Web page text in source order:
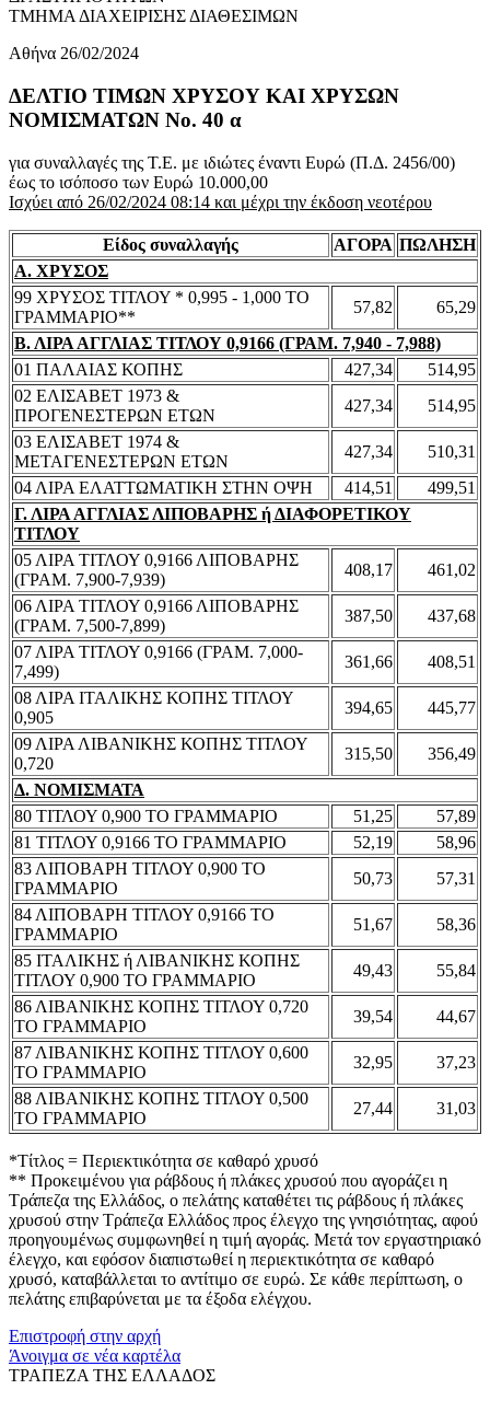
ΤΜΗΜΑ ΔΙΑΧΕΙΡΙΣΗΣ ΔΙΑΘΕΣΙΜΩΝ
Αθήνα 26/02/2024
ΔΕΛΤΙΟ ΤΙΜΩΝ ΧΡΥΣΟΥ ΚΑΙ ΧΡΥΣΩΝ
ΝΟΜΙΣΜΑΤΩΝ No. 40 α
για συναλλαγές της Τ.Ε. με ιδιώτες έναντι Ευρώ (Π.Δ. 2456/00)
έως το ισόποσο των Ευρώ 10.000,00
Ισχύει από 26/02/2024 08:14 και μέχρι την έκδοση νεοτέρου
Είδος συναλλαγής ΑΓΟΡΑ ΠΩΛΗΣΗ
Α. ΧΡΥΣΟΣ
99 ΧΡΥΣΟΣ ΤΙΤΛΟΥ * 0,995 - 1,000 ΤΟ
ΓΡΑΜΜΑΡΙΟ**
57,82
65,29
Β. ΛΙΡΑ ΑΓΓΛΙΑΣ ΤΙΤΛΟΥ 0,9166 (ΓΡΑΜ. 7,940 - 7,988)
01 ΠΑΛΑΙΑΣ ΚΟΠΗΣ
427,34
514,95
02 ΕΛΙΣΑΒΕΤ 1973 &
ΠΡΟΓΕΝΕΣΤΕΡΩΝ ΕΤΩΝ
427,34
514,95
03 ΕΛΙΣΑΒΕΤ 1974 &
ΜΕΤΑΓΕΝΕΣΤΕΡΩΝ ΕΤΩΝ
427,34
510,31
04 ΛΙΡΑ ΕΛΑΤΤΩΜΑΤΙΚΗ ΣΤΗΝ ΟΨΗ
414,51
499,51
Γ. ΛΙΡΑ ΑΓΓΛΙΑΣ ΛΙΠΟΒΑΡΗΣ ή ΔΙΑΦΟΡΕΤΙΚΟΥ
ΤΙΤΛΟΥ
05 ΛΙΡΑ ΤΙΤΛΟΥ 0,9166 ΛΙΠΟΒΑΡΗΣ
(ΓΡΑΜ. 7,900-7,939)
408,17
461,02
06 ΛΙΡΑ ΤΙΤΛΟΥ 0,9166 ΛΙΠΟΒΑΡΗΣ
(ΓΡΑΜ. 7,500-7,899)
387,50
437,68
07 ΛΙΡΑ ΤΙΤΛΟΥ 0,9166 (ΓΡΑΜ. 7,000-
7,499)
361,66
408,51
08 ΛΙΡΑ ΙΤΑΛΙΚΗΣ ΚΟΠΗΣ ΤΙΤΛΟΥ
0,905
394,65
445,77
09 ΛΙΡΑ ΛΙΒΑΝΙΚΗΣ ΚΟΠΗΣ ΤΙΤΛΟΥ
0,720
315,50
356,49
Δ. ΝΟΜΙΣΜΑΤΑ
80 ΤΙΤΛΟΥ 0,900 ΤΟ ΓΡΑΜΜΑΡΙΟ
51,25
57,89
81 ΤΙΤΛΟΥ 0,9166 ΤΟ ΓΡΑΜΜΑΡΙΟ
52,19
58,96
83 ΛΙΠΟΒΑΡΗ ΤΙΤΛΟΥ 0,900 ΤΟ
ΓΡΑΜΜΑΡΙΟ
50,73
57,31
84 ΛΙΠΟΒΑΡΗ ΤΙΤΛΟΥ 0,9166 ΤΟ
ΓΡΑΜΜΑΡΙΟ
51,67
58,36
85 ΙΤΑΛΙΚΗΣ ή ΛΙΒΑΝΙΚΗΣ ΚΟΠΗΣ
ΤΙΤΛΟΥ 0,900 ΤΟ ΓΡΑΜΜΑΡΙΟ
49,43
55,84
86 ΛΙΒΑΝΙΚΗΣ ΚΟΠΗΣ ΤΙΤΛΟΥ 0,720
ΤΟ ΓΡΑΜΜΑΡΙΟ
39,54
44,67
87 ΛΙΒΑΝΙΚΗΣ ΚΟΠΗΣ ΤΙΤΛΟΥ 0,600
ΤΟ ΓΡΑΜΜΑΡΙΟ
32,95
37,23
88 ΛΙΒΑΝΙΚΗΣ ΚΟΠΗΣ ΤΙΤΛΟΥ 0,500
ΤΟ ΓΡΑΜΜΑΡΙΟ
27,44 31,03
*Τίτλος = Περιεκτικότητα σε καθαρό χρυσό
** Προκειμένου για ράβδους ή πλάκες χρυσού που αγοράζει η
Τράπεζα της Ελλάδος, ο πελάτης καταθέτει τις ράβδους ή πλάκες
χρυσού στην Τράπεζα Ελλάδος προς έλεγχο της γνησιότητας, αφού
προηγουμένως συμφωνηθεί η τιμή αγοράς. Μετά τον εργαστηριακό
έλεγχο, και εφόσον διαπιστωθεί η περιεκτικότητα σε καθαρό
χρυσό, καταβάλλεται το αντίτιμο σε ευρώ. Σε κάθε περίπτωση, ο
πελάτης επιβαρύνεται με τα έξοδα ελέγχου.
Επιστροφή στην αρχή
Άνοιγμα σε νέα καρτέλα
ΤΡΑΠΕΖΑ ΤΗΣ ΕΛΛΑΔΟΣ